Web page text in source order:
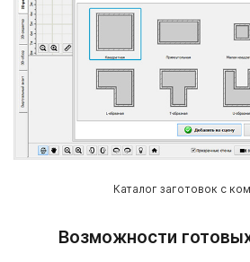
Каталог заготовок с
Возможности